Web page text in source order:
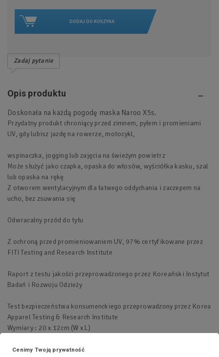
DODAJ DO KOSZYKA
Zadaj pytanie
Opis produktu
Doskonała na każdą pogodę maska Naroo X5s.
Przydatny produkt chroniący przed zimnem, pyłem i promieniami
UV, gdy lubisz jazdę na rowerze, motocykl,
wspinaczka, jogging lub zajęcia na świeżym powietrz
Może służyć jako czapka, opaska do włosów, wyściółka kasku, szal
lub opaska na rękę
Z otworem wentylacyjnym dla łatwego oddychania i zaczepem na
ucho, bez zsuwania się
Odwracalny przód do tyłu
Z ochroną przed promieniowaniem UV, 97% certyfikowane przez
FITI Testing and Research Institute
Raport z testu jakości przeprowadzonego przez Koreański Instytut
Badań i Rozwoju Odzieży
Test bezpieczeństwa konsumenckiego przeprowadzony przez Korea
Apparel Testing & Research Institute
Wymiary : 20 x 12cm (W x L)
Cenimy Twoją prywatność